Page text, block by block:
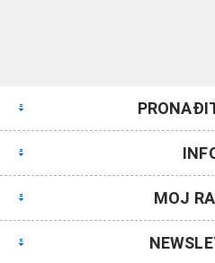
MOJ